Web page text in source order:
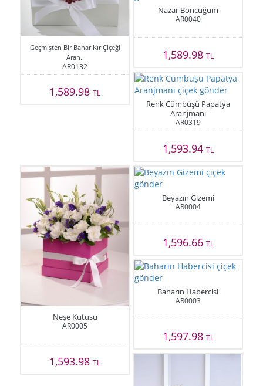
Geçmişten Bir Bahar Kır Çiçeği
Aran..
AR0132
1,589.98TL
Nazar Boncuğum
AR0040
1,589.98 TL
Renk Cümbüşü Papatya
Aranjmanı
AR0319
1,593.94 TL
Neşe Kutusu
AR0005
1,593.98TL
Beyazın Gizemi
AR0004
1,596.66 TL
Baharın Habercisi
AR0003
1,597.98 TL